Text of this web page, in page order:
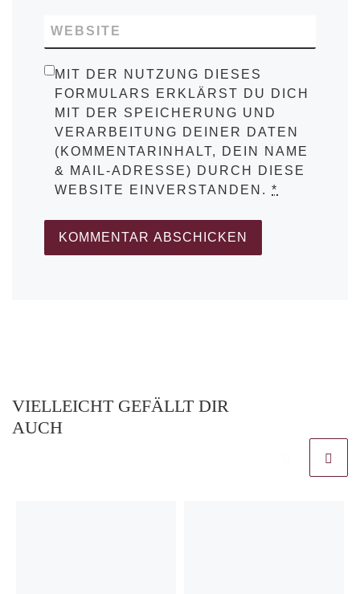
WEBSITE
MIT DER NUTZUNG DIESES
FORMULARS ERKLÄRST DU DICH
MIT DER SPEICHERUNG UND
VERARBEITUNG DEINER DATEN
(KOMMENTARINHALT, DEIN NAME
& MAIL-ADRESSE) DURCH DIESE
WEBSITE EINVERSTANDEN. *
VIELLEICHT GEFÄLLT DIR
AUCH